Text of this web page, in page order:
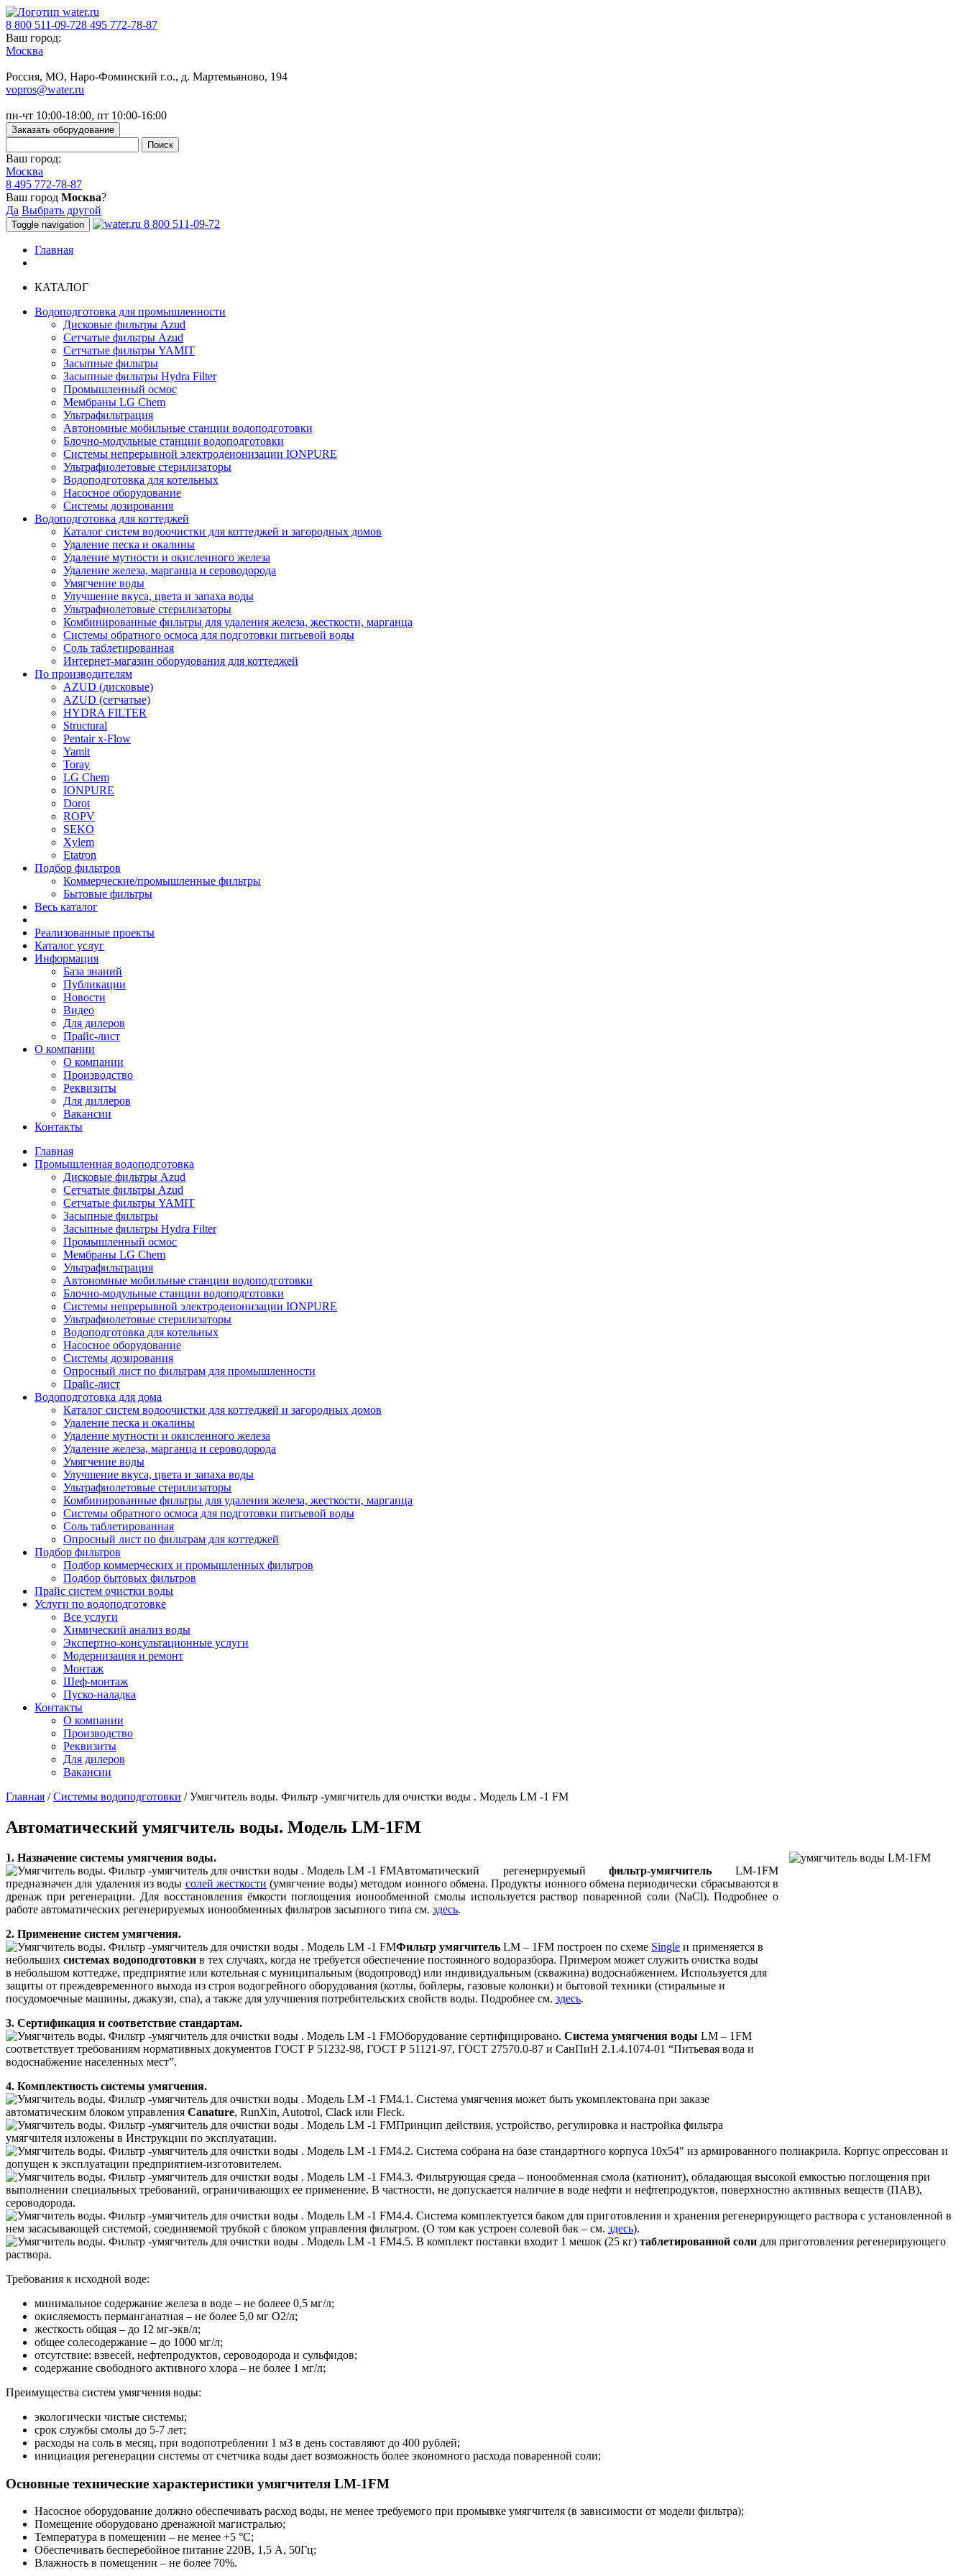
8 800 511-09-728 495 772-78-87
Ваш город:
Москва
Россия, МO, Наро-Фоминский г.о., д. Мартемьяново, 194
vopros@water.ru
пн-чт 10:00-18:00, пт 10:00-16:00
Заказать оборудование
Ваш город:
Москва
8 495 772-78-87
Ваш город Москва?
Да Выбрать другой
Toggle navigation 8 800 511-09-72
Главная
КАТАЛОГ
Водоподготовка для промышленности
Дисковые фильтры Azud
Сетчатые фильтры Azud
Сетчатые фильтры YAMIT
Засыпные фильтры
Засыпные фильтры Hydra Filter
Промышленный осмос
Мембраны LG Chem
Ультрафильтрация
Автономные мобильные станции водоподготовки
Блочно-модульные станции водоподготовки
Системы непрерывной электродеионизации IONPURE
Ультрафиолетовые стерилизаторы
Водоподготовка для котельных
Насосное оборудование
Системы дозирования
Водоподготовка для коттеджей
Каталог систем водоочистки для коттеджей и загородных домов
Удаление песка и окалины
Удаление мутности и окисленного железа
Удаление железа, марганца и сероводорода
Умягчение воды
Улучшение вкуса, цвета и запаха воды
Ультрафиолетовые стерилизаторы
Комбинированные фильтры для удаления железа, жесткости, марганца
Системы обратного осмоса для подготовки питьевой воды
Соль таблетированная
Интернет-магазин оборудования для коттеджей
По производителям
AZUD (дисковые)
AZUD (сетчатые)
HYDRA FILTER
Structural
Pentair x-Flow
Yamit
Toray
LG Chem
IONPURE
Dorot
ROPV
SEKO
Xylem
Etatron
Подбор фильтров
Коммерческие/промышленные фильтры
Бытовые фильтры
Весь каталог
Реализованные проекты
Каталог услуг
Информация
База знаний
Публикации
Новости
Видео
Для дилеров
Прайс-лист
О компании
О компании
Производство
Реквизиты
Для диллеров
Вакансии
Контакты
Главная
Промышленная водоподготовка
Дисковые фильтры Azud
Сетчатые фильтры Azud
Сетчатые фильтры YAMIT
Засыпные фильтры
Засыпные фильтры Hydra Filter
Промышленный осмос
Мембраны LG Chem
Ультрафильтрация
Автономные мобильные станции водоподготовки
Блочно-модульные станции водоподготовки
Системы непрерывной электродеионизации IONPURE
Ультрафиолетовые стерилизаторы
Водоподготовка для котельных
Насосное оборудование
Системы дозирования
Опросный лист по фильтрам для промышленности
Прайс-лист
Водоподготовка для дома
Каталог систем водоочистки для коттеджей и загородных домов
Удаление песка и окалины
Удаление мутности и окисленного железа
Удаление железа, марганца и сероводорода
Умягчение воды
Улучшение вкуса, цвета и запаха воды
Ультрафиолетовые стерилизаторы
Комбинированные фильтры для удаления железа, жесткости, марганца
Системы обратного осмоса для подготовки питьевой воды
Соль таблетированная
Опросный лист по фильтрам для коттеджей
Подбор фильтров
Подбор коммерческих и промышленных фильтров
Подбор бытовых фильтров
Прайс систем очистки воды
Услуги по водоподготовке
Все услуги
Химический анализ воды
Экспертно-консультационные услуги
Модернизация и ремонт
Монтаж
Шеф-монтаж
Пуско-наладка
Контакты
О компании
Производство
Реквизиты
Для дилеров
Вакансии
Главная /Системы водоподготовки /Умягчитель воды. Фильтр -умягчитель для очистки воды . Модель LM -1 FM
Автоматический умягчитель воды. Модель LM-1FM
1. Назначение системы умягчения воды.
Автоматический регенерируемыйфильтр-умягчитель LM-1FM
предназначен для удаления из воды солей жесткости (умягчение воды) методом ионного обмена. Продукты ионного обмена периодически сбрасываются в
дренаж при регенерации. Для восстановления ёмкости поглощения ионообменной смолы используется раствор поваренной соли (NaCl). Подробнее о
работе автоматических регенерируемых ионообменных фильтров засыпного типа см. здесь.
2. Применение систем умягчения.
Фильтр умягчитель LM – 1FM построен по схеме Single и применяется в
небольших системах водоподготовки в тех случаях, когда не требуется обеспечение постоянного водоразбора. Примером может служить очистка воды
в небольшом коттедже, предприятие или котельная с муниципальным (водопровод) или индивидуальным (скважина) водоснабжением. Используется для
защиты от преждевременного выхода из строя водогрейного оборудования (котлы, бойлеры, газовые колонки) и бытовой техники (стиральные и
посудомоечные машины, джакузи, спа), а также для улучшения потребительских свойств воды. Подробнее см. здесь.
3. Сертификация и соответствие стандартам.
Оборудование сертифицировано. Система умягчения воды LM – 1FM
соответствует требованиям нормативных документов ГОСТ Р 51232-98, ГОСТ Р 51121-97, ГОСТ 27570.0-87 и СанПиН 2.1.4.1074-01 “Питьевая вода и
водоснабжение населенных мест”.
4. Комплектность системы умягчения.
4.1. Система умягчения может быть укомплектована при заказе
автоматическим блоком управления Canature, RunXin, Autotrol, Clack или Fleck.
Принцип действия, устройство, регулировка и настройка фильтра
умягчителя изложены в Инструкции по эксплуатации.
4.2. Система собрана на базе стандартного корпуса 10х54″ из армированного полиакрила. Корпус опрессован и
допущен к эксплуатации предприятием-изготовителем.
4.3. Фильтрующая среда – ионообменная смола (катионит), обладающая высокой емкостью поглощения при
выполнении специальных требований, ограничивающих ее применение. В частности, не допускается наличие в воде нефти и нефтепродуктов, поверхностно активных веществ (ПАВ),
сероводорода.
4.4. Система комплектуется баком для приготовления и хранения регенерирующего раствора с установленной в
нем засасывающей системой, соединяемой трубкой с блоком управления фильтром. (О том как устроен солевой бак – см. здесь).
4.5. В комплект поставки входит 1 мешок (25 кг) таблетированной соли для приготовления регенерирующего
раствора.
Требования к исходной воде:
минимальное содержание железа в воде – не болеее 0,5 мг/л;
окисляемость перманганатная – не более 5,0 мг О2/л;
жесткость общая – до 12 мг-экв/л;
общее солесодержание – до 1000 мг/л;
отсутствие: взвесей, нефтепродуктов, сероводорода и сульфидов;
содержание свободного активного хлора – не более 1 мг/л;
Преимущества систем умягчения воды:
экологически чистые системы;
срок службы смолы до 5-7 лет;
расходы на соль в месяц, при водопотреблении 1 м3 в день составляют до 400 рублей;
инициация регенерации системы от счетчика воды дает возможность более экономного расхода поваренной соли;
Основные технические характеристики умягчителя LM-1FM
Насосное оборудование должно обеспечивать расход воды, не менее требуемого при промывке умягчителя (в зависимости от модели фильтра);
Помещение оборудовано дренажной магистралью;
Температура в помещении – не менее +5 °С;
Обеспечивать бесперебойное питание 220В, 1,5 А, 50Гц;
Влажность в помещении – не более 70%.